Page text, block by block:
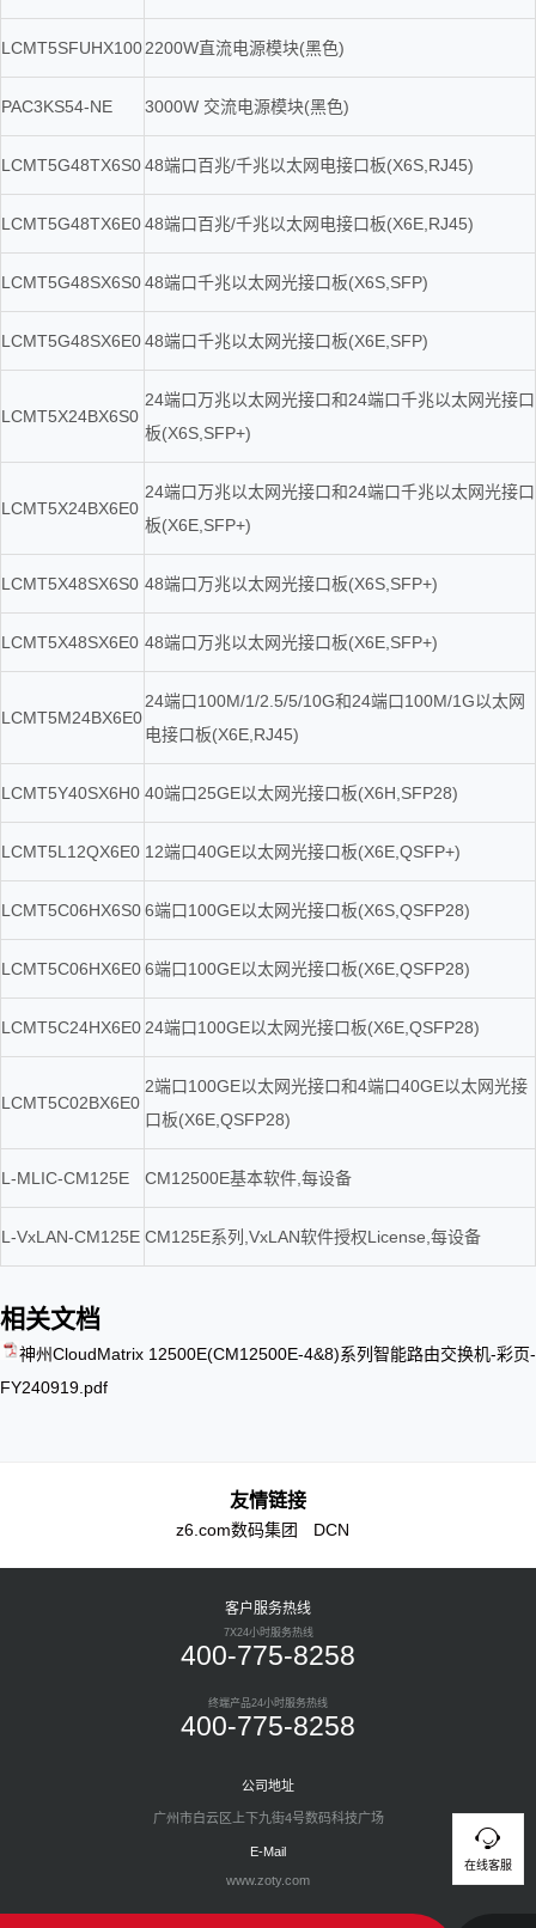
LCMT5SFUHX1002200W直流电源模块(黑色)
PAC3KS54-NE 3000W 交流电源模块(黑色)
LCMT5G48TX6S048端口百兆/千兆以太网电接口板(X6S,RJ45)
LCMT5G48TX6E048端口百兆/千兆以太网电接口板(X6E,RJ45)
LCMT5G48SX6S048端口千兆以太网光接口板(X6S,SFP)
LCMT5G48SX6E048端口千兆以太网光接口板(X6E,SFP)
LCMT5X24BX6S0
24端口万兆以太网光接口和24端口千兆以太网光接口
板(X6S,SFP+)
LCMT5X24BX6E0
24端口万兆以太网光接口和24端口千兆以太网光接口
板(X6E,SFP+)
LCMT5X48SX6S0 48端口万兆以太网光接口板(X6S,SFP+)
LCMT5X48SX6E0 48端口万兆以太网光接口板(X6E,SFP+)
LCMT5M24BX6E0
24端口100M/1/2.5/5/10G和24端口100M/1G以太网
电接口板(X6E,RJ45)
LCMT5Y40SX6H0 40端口25GE以太网光接口板(X6H,SFP28)
LCMT5L12QX6E0 12端口40GE以太网光接口板(X6E,QSFP+)
LCMT5C06HX6S06端口100GE以太网光接口板(X6S,QSFP28)
LCMT5C06HX6E06端口100GE以太网光接口板(X6E,QSFP28)
LCMT5C24HX6E0 24端口100GE以太网光接口板(X6E,QSFP28)
LCMT5C02BX6E0
2端口100GE以太网光接口和4端口40GE以太网光接
口板(X6E,QSFP28)
L-MLIC-CM125E CM12500E基本软件,每设备
L-VxLAN-CM125E CM125E系列,VxLAN软件授权License,每设备
相关文档
神州CloudMatrix 12500E(CM12500E-4&8)系列智能路由交换机-彩页-
FY240919.pdf
友情链接
z6.com数码集团 DCN
客户服务热线
7X24小时服务热线
400-775-8258
终端产品24小时服务热线
400-775-8258
公司地址
广州市白云区上下九街4号数码科技广场
E-Mail
www.zoty.com
在线客服